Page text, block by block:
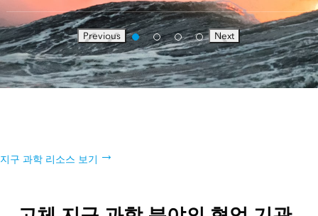
Previous Next
지구 과학 리소스 보기